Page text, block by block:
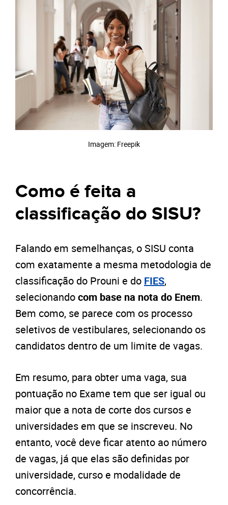
Imagem: Freepik
Como é feita a
classificação do SISU?
Falando em semelhanças, o SISU conta
com exatamente a mesma metodologia de
classificação do Prouni e do FIES,
selecionandocom base na nota do Enem.
Bem como, se parece com os processo
seletivos de vestibulares, selecionando os
candidatos dentro de um limite de vagas.
Em resumo, para obter uma vaga, sua
pontuação no Exame tem que ser igual ou
maior que a nota de corte dos cursos e
universidades em que se inscreveu. No
entanto, você deve ficar atento ao número
de vagas, já que elas são definidas por
universidade, curso e modalidade de
concorrência.